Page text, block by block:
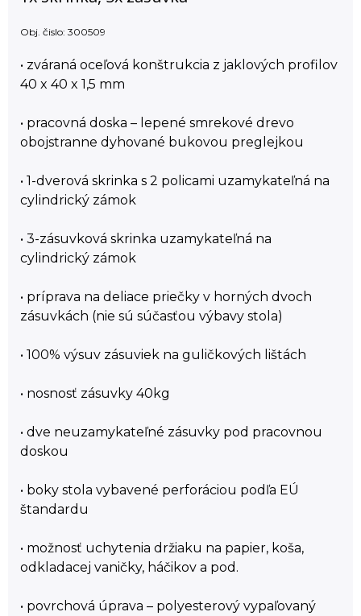
Obj. čislo: 300509
• zváraná oceľová konštrukcia z jaklových profilov
40 x 40 x 1,5 mm
• pracovná doska – lepené smrekové drevo
obojstranne dyhované bukovou preglejkou
• 1-dverová skrinka s 2 policami uzamykateľná na
cylindrický zámok
• 3-zásuvková skrinka uzamykateľná na
cylindrický zámok
• príprava na deliace priečky v horných dvoch
zásuvkách (nie sú súčasťou výbavy stola)
• 100% výsuv zásuviek na guličkových lištách
• nosnosť zásuvky 40kg
• dve neuzamykateľné zásuvky pod pracovnou
doskou
• boky stola vybavené perforáciou podľa EÚ
štandardu
• možnosť uchytenia držiaku na papier, koša,
odkladacej vaničky, háčikov a pod.
• povrchová úprava – polyesterový vypaľovaný